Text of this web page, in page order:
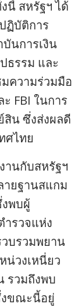
นี้ สหรัฐฯ ได้
ฏิบัติการ
นการเงิน
ธรรม และ
ความร่วมมือ
FBI ในการ
สิน ซึ่งส่งผลดี
ศไทย
านกับสหรัฐฯ
ายฐานสแกม
พบผู้
ำรวจแห่ง
บรวมพยาน
น่วงเหนี่ยว
รวมถึงพบ
งขณะนี้อยู่